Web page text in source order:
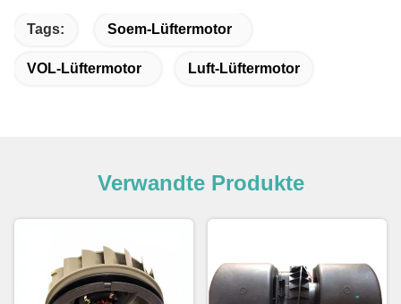
Tags: Soem-Lüftermotor
VOL-Lüftermotor Luft-Lüftermotor
Verwandte Produkte